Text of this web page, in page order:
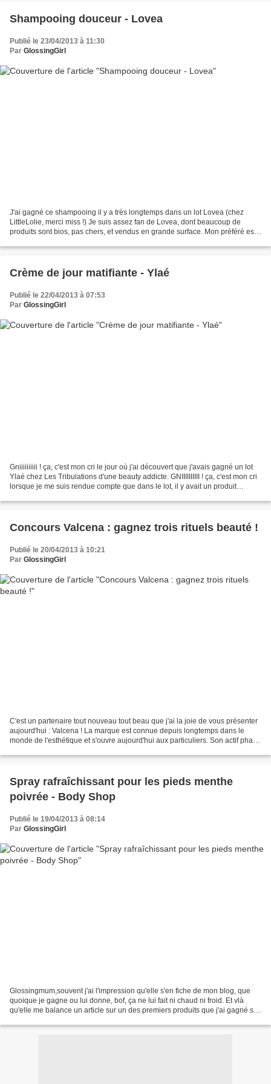
Shampooing douceur - Lovea
Publié le 23/04/2013 à 11:30
Par GlossingGirl
J'ai gagné ce shampooing il y a très longtemps dans un lot Lovea (chez
LittleLolie, merci miss !) Je suis assez fan de Lovea, dont beaucoup de
produits sont bios, pas chers, et vendus en grande surface. Mon préféré est
Crème de jour matifiante - Ylaé
Publié le 22/04/2013 à 07:53
Par GlossingGirl
Gniiiiiiiiii ! ça, c'est mon cri le jour où j'ai découvert que j'avais gagné un lot
Ylaé chez Les Tribulations d'une beauty addicte. GNIIIIIIIIII ! ça, c'est mon cri
lorsque je me suis rendue compte que dans le lot, il y avait un produit
Concours Valcena : gagnez trois rituels beauté !
Publié le 20/04/2013 à 10:21
Par GlossingGirl
C'est un partenaire tout nouveau tout beau que j'ai la joie de vous présenter
aujourd'hui : Valcena ! La marque est connue depuis longtemps dans le
monde de l'esthétique et s'ouvre aujourd'hui aux particuliers. Son actif phare
Spray rafraîchissant pour les pieds menthe
poivrée - Body Shop
Publié le 19/04/2013 à 08:14
Par GlossingGirl
Glossingmum,souvent j'ai l'impression qu'elle s'en fiche de mon blog, que
quoique je gagne ou lui donne, bof, ça ne lui fait ni chaud ni froid. Et vlà
qu'elle me balance un article sur un des premiers produits que j'ai gagné sur